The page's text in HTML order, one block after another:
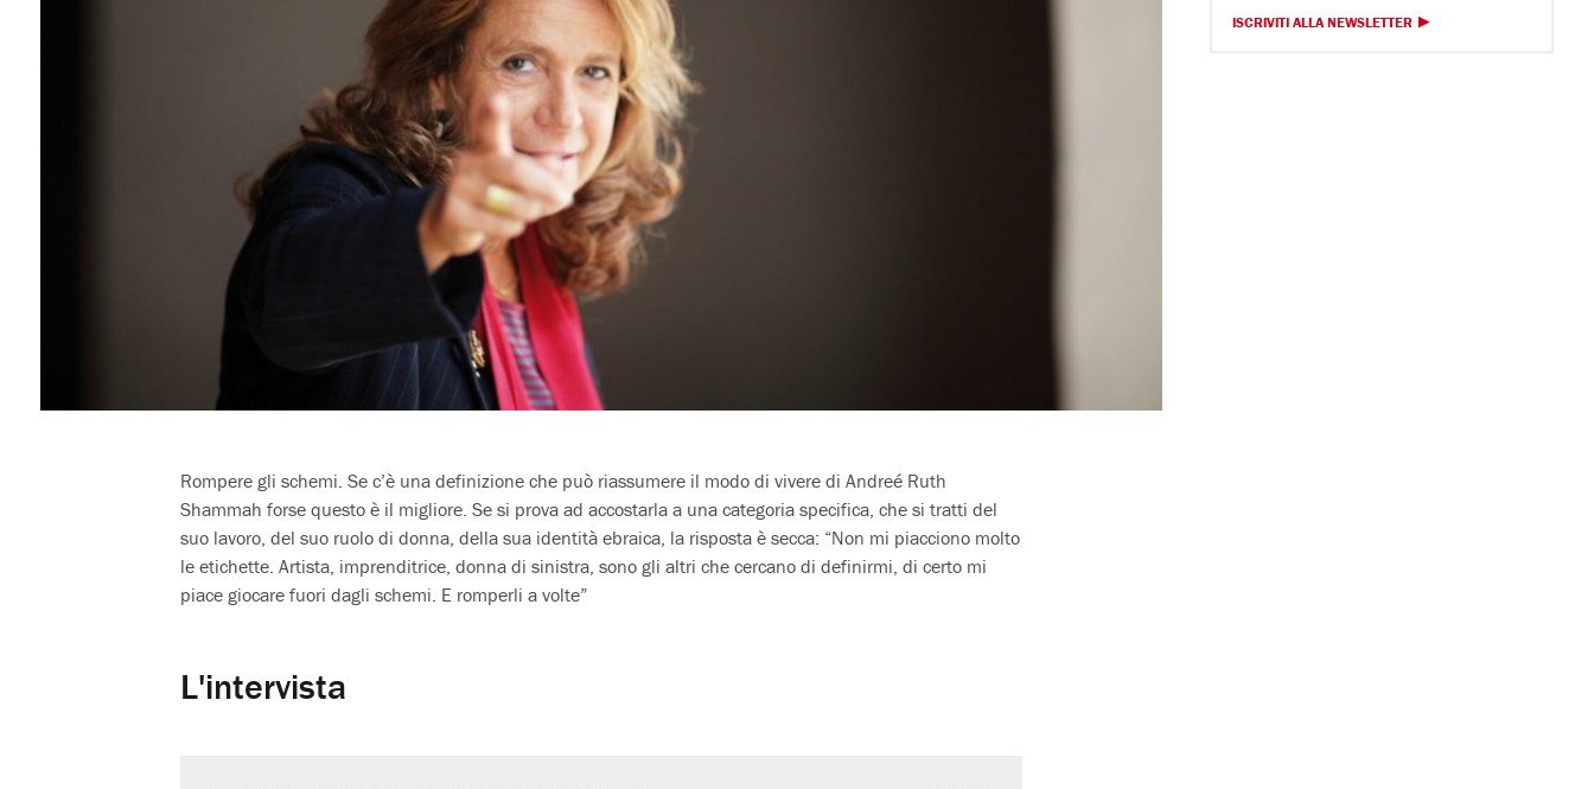
Rompere gli schemi. Se c’è una definizione che può riassumere il modo di vivere di Andreé Ruth
Shammah forse questo è il migliore. Se si prova ad accostarla a una categoria specifica, che si tratti del
suo lavoro, del suo ruolo di donna, della sua identità ebraica, la risposta è secca: “Non mi piacciono molto
le etichette. Artista, imprenditrice, donna di sinistra, sono gli altri che cercano di definirmi, di certo mi
piace giocare fuori dagli schemi. E romperli a volte”
L'intervista
ISCRIVITI ALLA NEWSLETTER